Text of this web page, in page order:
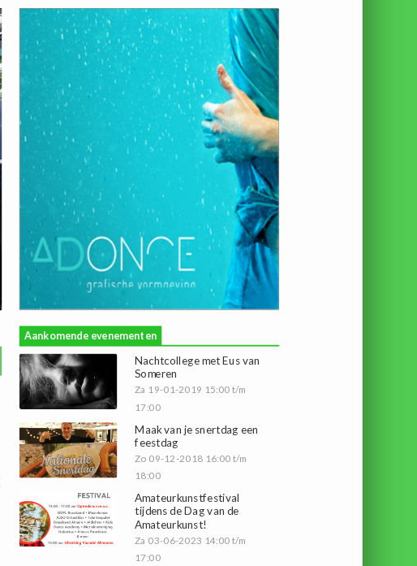
Aankomende evenementen
Nachtcollege met Eus van
Someren
Za 19-01-2019 15:00 t/m
17:00
Maak van je snertdag een
feestdag
Zo 09-12-2018 16:00 t/m
18:00
Amateurkunstfestival
tijdens de Dag van de
Amateurkunst!
Za 03-06-2023 14:00 t/m
17:00